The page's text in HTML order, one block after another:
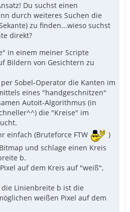
Du suchst einen
durch weiteres Suchen die
zu finden...wieso suchst
direkt?
in einem meiner Scripte
Bildern von Gesichtern zu
Sobel-Operator die Kanten im
eines "handgeschnitzen"
AutoIt-Algorithmus (in
die "Kreise" im
einfach (Bruteforce FTW
)
und schlage einen Kreis
b.
auf dem Kreis auf "weiß",
Linienbreite b ist die
weißen Pixel auf dem